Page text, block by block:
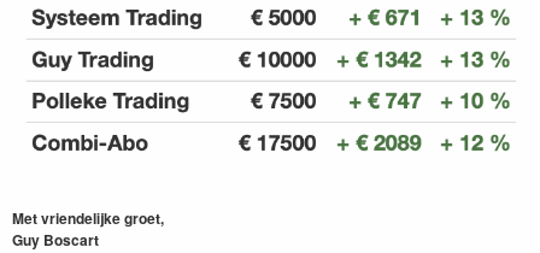
Met vriendelijke groet,
Guy Boscart